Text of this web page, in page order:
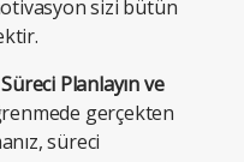
sizi bütün
Planlayın ve
gerçekten
süreci